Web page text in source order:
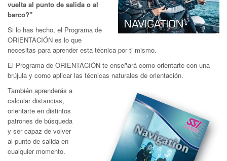
vuelta al punto de salida o al
barco?"
Si lo has hecho, el Programa de
ORIENTACIÓN es lo que
necesitas para aprender esta técnica por ti mismo.
El Programa de ORIENTACIÓN te enseñará como orientarte con una
brújula y como aplicar las técnicas naturales de orientación.
También aprenderás a
calcular distancias,
orientarte en distintos
patrones de búsqueda
y ser capaz de volver
al punto de salida en
cualquier momento.